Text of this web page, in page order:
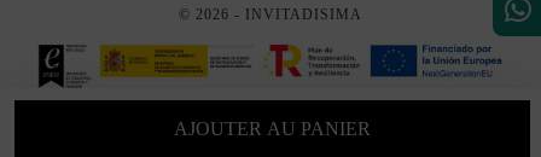
AJOUTER AU PANIER
© 2026 - INVITADISIMA